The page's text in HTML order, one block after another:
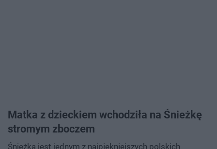
Matka z dzieckiem wchodziła na Śnieżkę
stromym zboczem
Śnieżka jest jednym z najpiękniejszych polskich